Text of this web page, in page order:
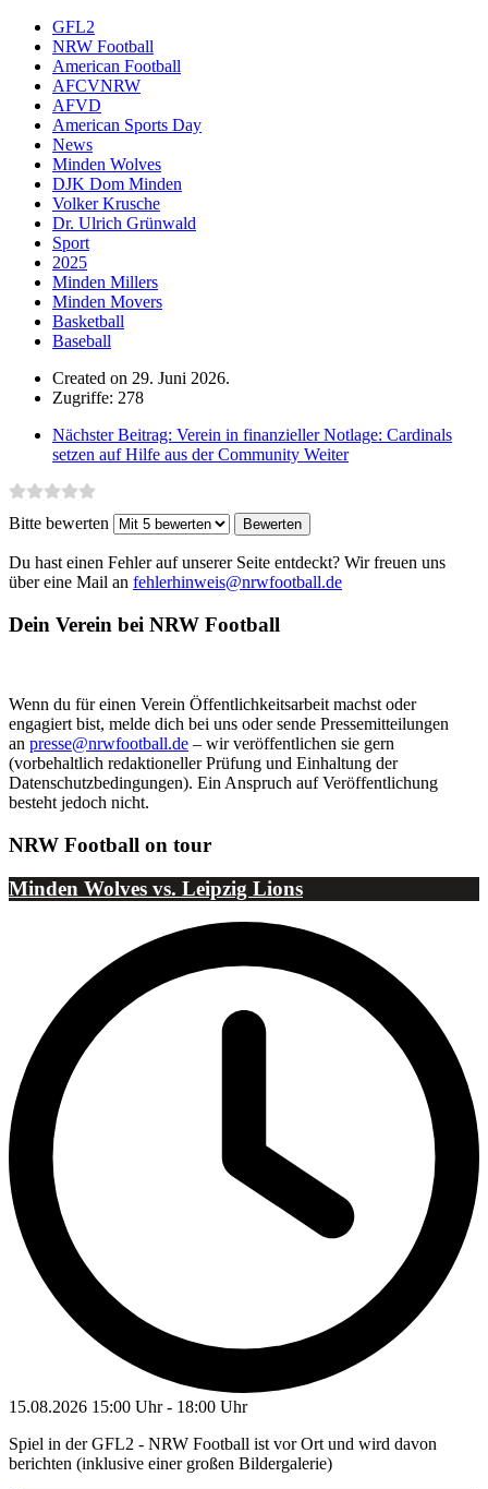
GFL2
NRW Football
American Football
AFCVNRW
AFVD
American Sports Day
News
Minden Wolves
DJK Dom Minden
Volker Krusche
Dr. Ulrich Grünwald
Sport
2025
Minden Millers
Minden Movers
Basketball
Baseball
Created on 29. Juni 2026.
Zugriffe: 278
Nächster Beitrag: Verein in finanzieller Notlage: Cardinals
setzen auf Hilfe aus der Community Weiter
Bitte bewerten
Du hast einen Fehler auf unserer Seite entdeckt? Wir freuen uns
über eine Mail an fehlerhinweis@nrwfootball.de
Dein Verein bei NRW Football
Wenn du für einen Verein Öffentlichkeitsarbeit machst oder
engagiert bist, melde dich bei uns oder sende Pressemitteilungen
an presse@nrwfootball.de – wir veröffentlichen sie gern
(vorbehaltlich redaktioneller Prüfung und Einhaltung der
Datenschutzbedingungen). Ein Anspruch auf Veröffentlichung
besteht jedoch nicht.
NRW Football on tour
Minden Wolves vs. Leipzig Lions
15.08.2026 15:00 Uhr - 18:00 Uhr
Spiel in der GFL2 - NRW Football ist vor Ort und wird davon
berichten (inklusive einer großen Bildergalerie)